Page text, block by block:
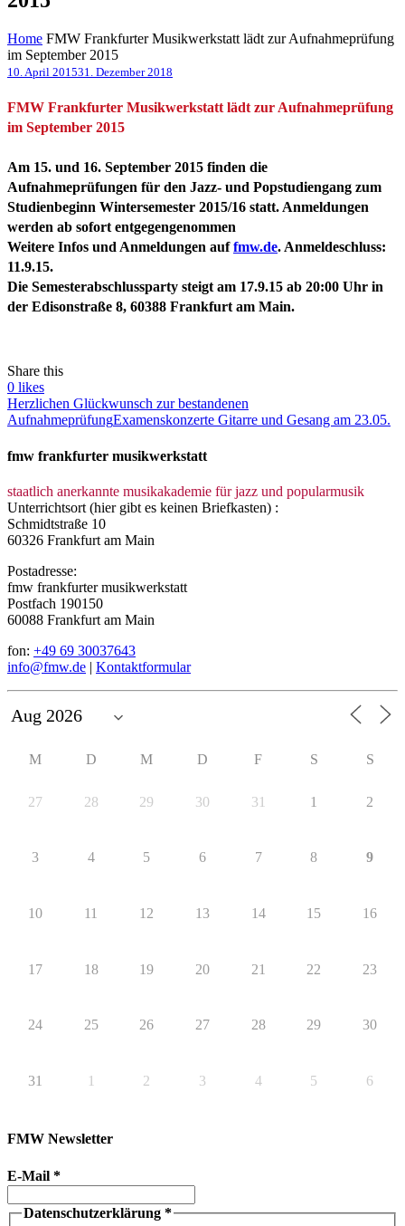
Home FMW Frankfurter Musikwerkstatt lädt zur Aufnahmeprüfung
im September 2015
10. April 201531. Dezember 2018
FMW Frankfurter Musikwerkstatt lädt zur Aufnahmeprüfung
im September 2015
Am 15. und 16. September 2015 finden die
Aufnahmeprüfungen für den Jazz- und Popstudiengang zum
Studienbeginn Wintersemester 2015/16 statt. Anmeldungen
werden ab sofort entgegengenommen
Weitere Infos und Anmeldungen auffmw.de. Anmeldeschluss:
11.9.15.
Die Semesterabschlussparty steigt am 17.9.15 ab 20:00 Uhr in
der Edisonstraße 8, 60388 Frankfurt am Main.
Share this
0 likes
Herzlichen Glückwunsch zur bestandenen
AufnahmeprüfungExamenskonzerte Gitarre und Gesang am 23.05.
fmw frankfurter musikwerkstatt
staatlich anerkannte musikakademie für jazz und popularmusik
Unterrichtsort (hier gibt es keinen Briefkasten) :
Schmidtstraße 10
60326 Frankfurt am Main
Postadresse:
fmw frankfurter musikwerkstatt
Postfach 190150
60088 Frankfurt am Main
fon: +49 69 30037643
info@fmw.de | Kontaktformular
M D M D F S S
27 28 29 30 31 1 2
3 4 5 6 7 8 9
10 11 12 13 14 15 16
17 18 19 20 21 22 23
24 25 26 27 28 29 30
31 1 2 3 4 5 6
FMW Newsletter
E-Mail *
Datenschutzerklärung *